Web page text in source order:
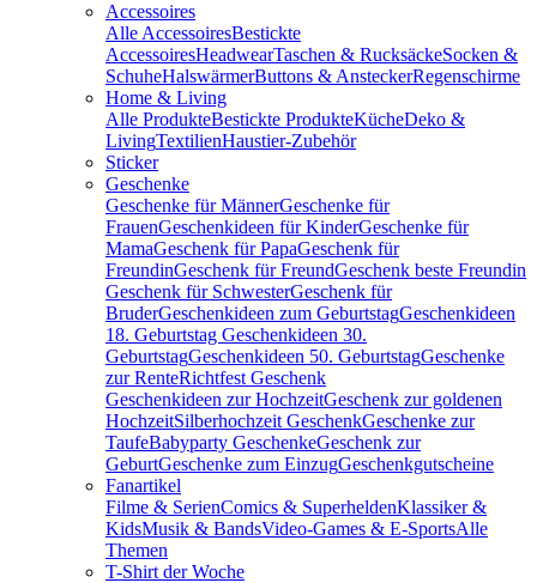
Accessoires
Alle AccessoiresBestickte
AccessoiresHeadwearTaschen & RucksäckeSocken &
SchuheHalswärmerButtons & AnsteckerRegenschirme
Home & Living
Alle ProdukteBestickte ProdukteKücheDeko &
LivingTextilienHaustier-Zubehör
Sticker
Geschenke
Geschenke für MännerGeschenke für
FrauenGeschenkideen für KinderGeschenke für
MamaGeschenk für PapaGeschenk für
FreundinGeschenk für FreundGeschenk beste Freundin
Geschenk für SchwesterGeschenk für
BruderGeschenkideen zum GeburtstagGeschenkideen
18. Geburtstag Geschenkideen 30.
GeburtstagGeschenkideen 50. GeburtstagGeschenke
zur RenteRichtfest Geschenk
Geschenkideen zur HochzeitGeschenk zur goldenen
HochzeitSilberhochzeit GeschenkGeschenke zur
TaufeBabyparty GeschenkeGeschenk zur
GeburtGeschenke zum EinzugGeschenkgutscheine
Fanartikel
Filme & SerienComics & SuperheldenKlassiker &
KidsMusik & BandsVideo-Games & E-SportsAlle
Themen
T-Shirt der Woche